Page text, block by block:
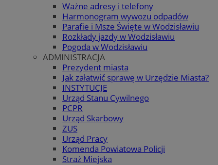
Ważne adresy i telefony
Harmonogram wywozu odpadów
Parafie i Msze Święte w Wodzisławiu
Rozkłady jazdy w Wodzisławiu
Pogoda w Wodzisławiu
ADMINISTRACJA
Prezydent miasta
Jak załatwić sprawę w Urzędzie Miasta?
INSTYTUCJE
Urząd Stanu Cywilnego
PCPR
Urząd Skarbowy
ZUS
Urząd Pracy
Komenda Powiatowa Policji
Straż Miejska